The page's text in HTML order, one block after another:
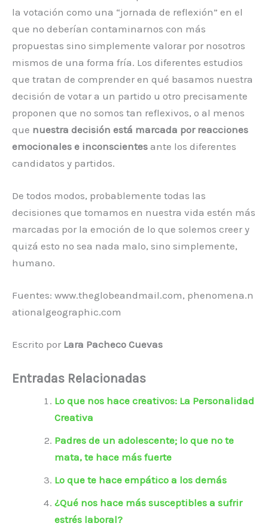
la votación como una “jornada de reflexión” en el
que no deberían contaminarnos con más
propuestas sino simplemente valorar por nosotros
mismos de una forma fría. Los diferentes estudios
que tratan de comprender en qué basamos nuestra
decisión de votar a un partido u otro precisamente
proponen que no somos tan reflexivos, o al menos
que nuestra decisión está marcada por reacciones
emocionales e inconscientes ante los diferentes
candidatos y partidos.
De todos modos, probablemente todas las
decisiones que tomamos en nuestra vida estén más
marcadas por la emoción de lo que solemos creer y
quizá esto no sea nada malo, sino simplemente,
humano.
Fuentes: www.theglobeandmail.com, phenomena.n
ationalgeographic.com
Escrito por Lara Pacheco Cuevas
Entradas Relacionadas
Lo que nos hace creativos: La Personalidad
Creativa
Padres de un adolescente; lo que no te
mata, te hace más fuerte
Lo que te hace empático a los demás
¿Qué nos hace más susceptibles a sufrir
estrés laboral?